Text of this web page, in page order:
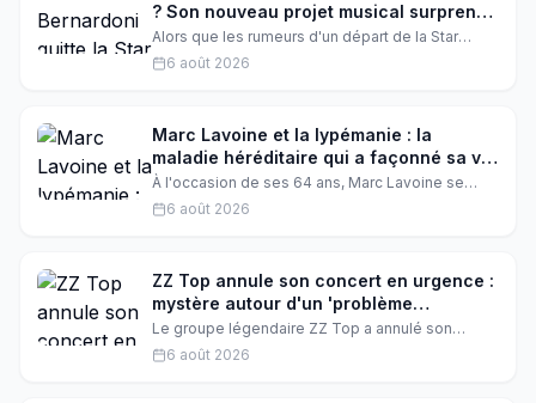
? Son nouveau projet musical surprend
tout le monde
Alors que les rumeurs d'un départ de la Star
Academy s'intensifient, Lucie Bernardoni a fait
une annonce inattendue. Elle dévoile un projet
6 août 2026
Marc Lavoine et la lypémanie : la
maladie héréditaire qui a façonné sa vie
et sa carrière
À l'occasion de ses 64 ans, Marc Lavoine se
confie comme rarement sur la lypémanie, cette
maladie héritée de sa mère. Une tristesse
comment le chanteur a transformé cette épreuve
en force créatrice.
6 août 2026
ZZ Top annule son concert en urgence :
mystère autour d'un 'problème
personnel'
Le groupe légendaire ZZ Top a annulé son
concert quelques heures avant le show,
invoquant des 'problèmes de personnel' non
6 août 2026